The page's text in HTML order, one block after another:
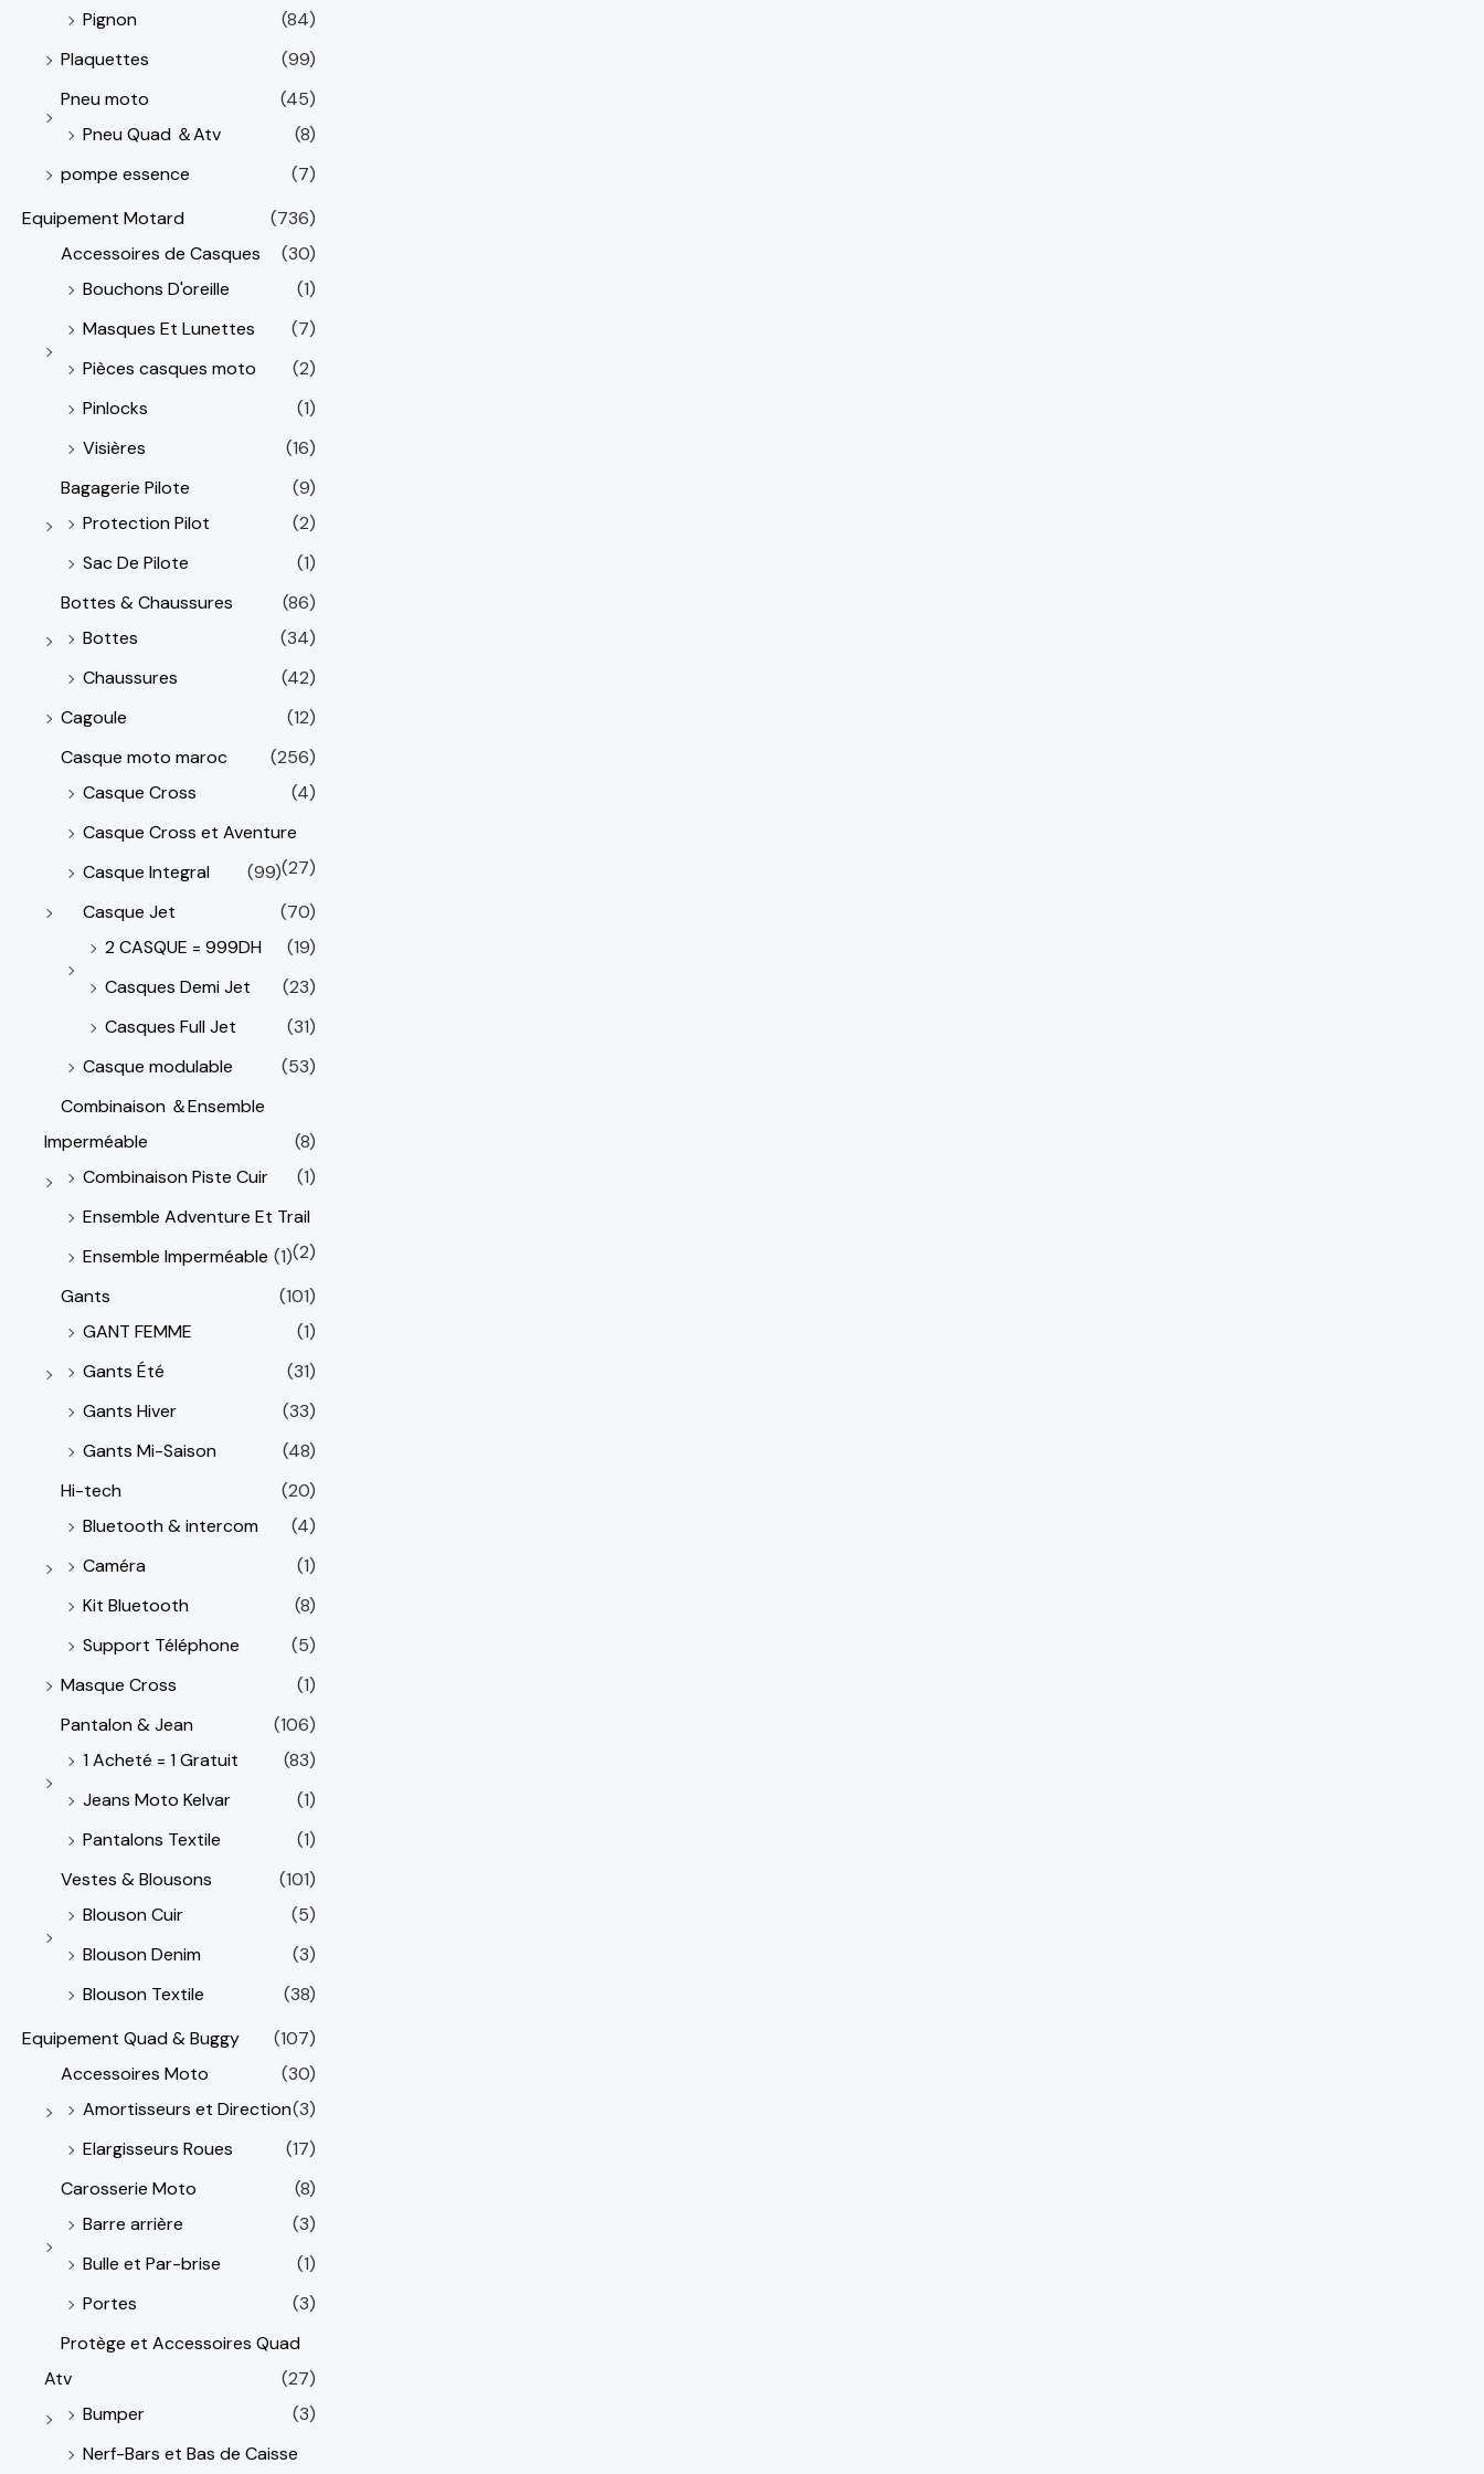
Pignon
(84)
Plaquettes
(99)
Pneu moto
(45)
Pneu Quad ＆Atv
(8)
pompe essence
(7)
Equipement Motard
(736)
Accessoires de Casques
(30)
Bouchons D'oreille
(1)
Masques Et Lunettes
(7)
Pièces casques moto
(2)
Pinlocks
(1)
Visières
(16)
Bagagerie Pilote
(9)
Protection Pilot
(2)
Sac De Pilote
(1)
Bottes & Chaussures
(86)
Bottes
(34)
Chaussures
(42)
Cagoule
(12)
Casque moto maroc
(256)
Casque Cross
(4)
Casque Cross et Aventure
(27)
Casque Integral
(99)
Casque Jet
(70)
2 CASQUE = 999DH
(19)
Casques Demi Jet
(23)
Casques Full Jet
(31)
Casque modulable
(53)
Combinaison ＆Ensemble
Imperméable
(8)
Combinaison Piste Cuir
(1)
Ensemble Adventure Et Trail
(2)
Ensemble Imperméable (1)
Gants
(101)
GANT FEMME
(1)
Gants Été
(31)
Gants Hiver
(33)
Gants Mi-Saison
(48)
Hi-tech
(20)
Bluetooth & intercom
(4)
Caméra
(1)
Kit Bluetooth
(8)
Support Téléphone
(5)
Masque Cross
(1)
Pantalon & Jean
(106)
1 Acheté = 1 Gratuit
(83)
Jeans Moto Kelvar
(1)
Pantalons Textile
(1)
Vestes & Blousons
(101)
Blouson Cuir
(5)
Blouson Denim
(3)
Blouson Textile
(38)
Equipement Quad & Buggy
(107)
Accessoires Moto
(30)
Amortisseurs et Direction(3)
Elargisseurs Roues
(17)
Carosserie Moto
(8)
Barre arrière
(3)
Bulle et Par-brise
(1)
Portes
(3)
Protège et Accessoires Quad
Atv
(27)
Bumper
(3)
Nerf-Bars et Bas de Caisse